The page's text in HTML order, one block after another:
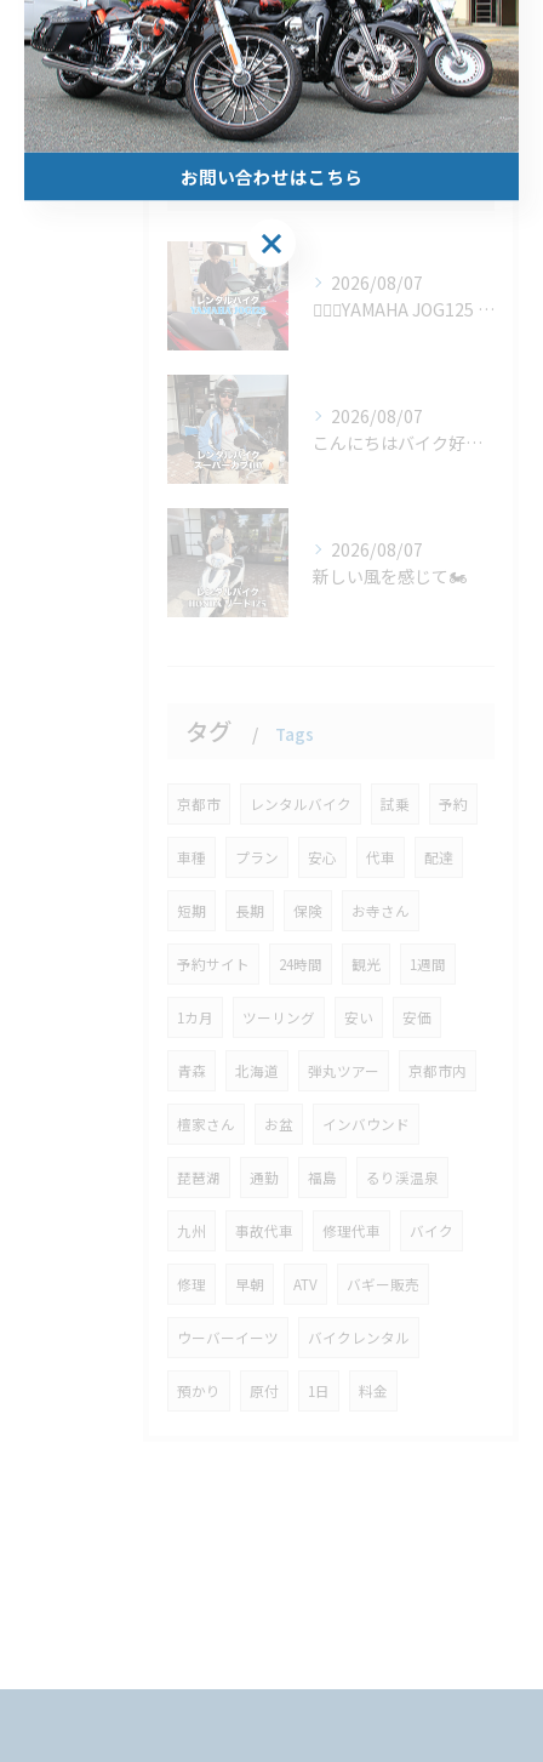
1ヶ月
原付
最近の投稿 Recent Posts
2026/08/07
🚴‍♂️✨YAMAHA JOG125 の1ヶ月レンタルをご利...
2026/08/07
こんにちはバイク好きのみなさん！🏍️🌟 今日は驚きの旅のお供...
2026/08/07
新しい風を感じて🏍️
タグ Tags
京都市 レンタルバイク 試乗 予約
車種 プラン 安心 代車 配達
短期 長期 保険 お寺さん
予約サイト 24時間 観光 1週間
1カ月 ツーリング 安い 安価
青森 北海道 弾丸ツアー 京都市内
檀家さん お盆 インバウンド
琵琶湖 通勤 福島 るり渓温泉
九州 事故代車 修理代車 バイク
修理 早朝 ATV バギー販売
ウーバーイーツ バイクレンタル
預かり 原付 1日 料金
お問い合わせはこちら